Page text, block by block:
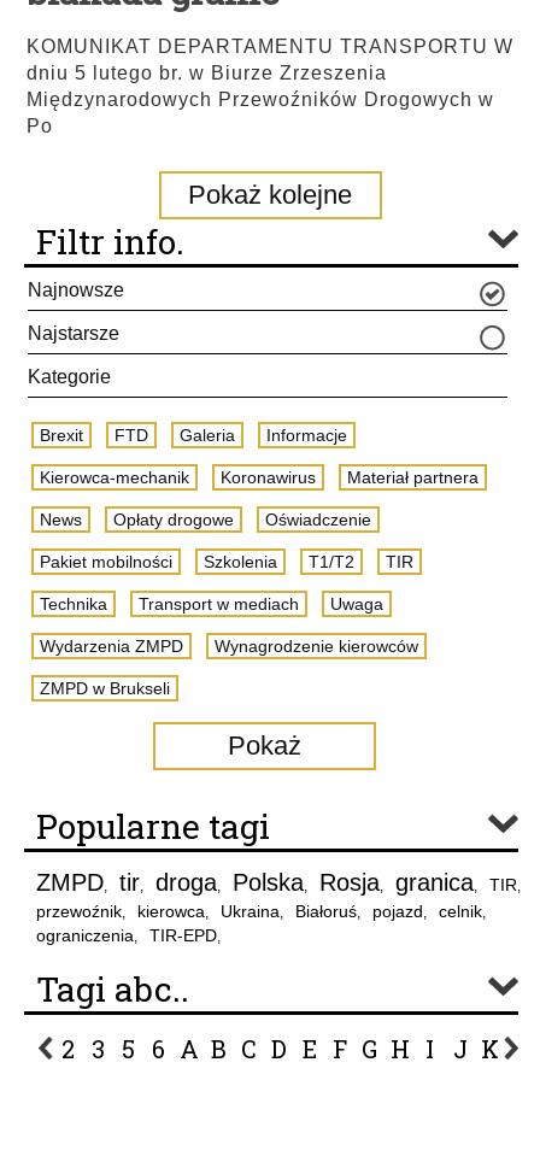
KOMUNIKAT DEPARTAMENTU TRANSPORTU W
dniu 5 lutego br. w Biurze Zrzeszenia
Międzynarodowych Przewoźników Drogowych w
Po
Pokaż kolejne
Filtr info.
Najnowsze
Najstarsze
Kategorie
Brexit FTD Galeria Informacje
Kierowca-mechanik Koronawirus Materiał partnera
News Opłaty drogowe Oświadczenie
Pakiet mobilności Szkolenia T1/T2 TIR
Technika Transport w mediach Uwaga
Wydarzenia ZMPD Wynagrodzenie kierowców
ZMPD w Brukseli
Pokaż
Popularne tagi
ZMPD, tir, droga, Polska, Rosja, granica, TIR,
przewoźnik, kierowca, Ukraina, Białoruś, pojazd, celnik,
ograniczenia, TIR-EPD,
Tagi abc..
2 3 5 6 A B C D E F G H I J K L